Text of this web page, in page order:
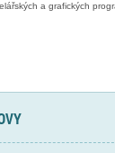
a grafických